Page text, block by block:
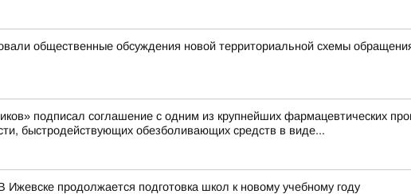
общественные обсуждения новой территориальной схемы
подписал соглашение с одним из крупнейших фармацевтических
быстродействующих обезболивающих средств в виде...
продолжается подготовка школ к новому учебному году